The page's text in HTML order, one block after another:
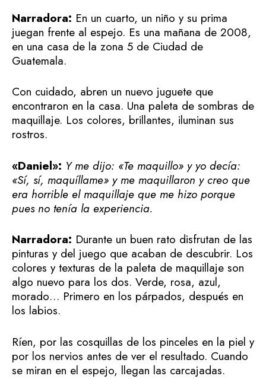
Narradora: En un cuarto, un niño y su prima
juegan frente al espejo. Es una mañana de 2008,
en una casa de la zona 5 de Ciudad de
Guatemala.
Con cuidado, abren un nuevo juguete que
encontraron en la casa. Una paleta de sombras de
maquillaje. Los colores, brillantes, iluminan sus
rostros.
«Daniel»: Y me dijo: «Te maquillo» y yo decía:
«Sí, sí, maquíllame» y me maquillaron y creo que
era horrible el maquillaje que me hizo porque
pues no tenía la experiencia.
Narradora: Durante un buen rato disfrutan de las
pinturas y del juego que acaban de descubrir. Los
colores y texturas de la paleta de maquillaje son
algo nuevo para los dos. Verde, rosa, azul,
morado… Primero en los párpados, después en
los labios.
Ríen, por las cosquillas de los pinceles en la piel y
por los nervios antes de ver el resultado. Cuando
se miran en el espejo, llegan las carcajadas.